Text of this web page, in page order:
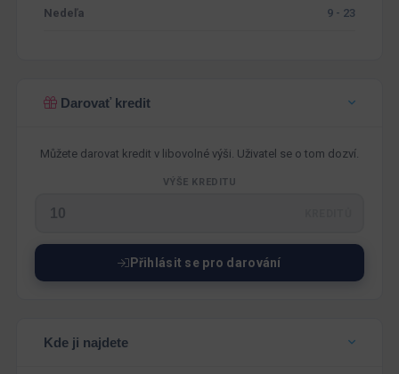
Nedeľa 9 - 23
Darovať kredit
Můžete darovat kredit v libovolné výši. Uživatel se o tom dozví.
VÝŠE KREDITU
Přihlásit se pro darování
Kde ji najdete